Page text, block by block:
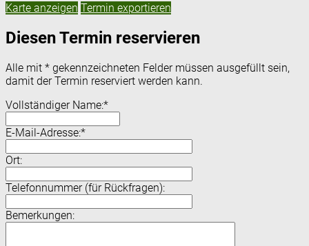
Karte anzeigen Termin exportieren
Diesen Termin reservieren
Alle mit * gekennzeichneten Felder müssen ausgefüllt sein,
damit der Termin reserviert werden kann.
Vollständiger Name:*
E-Mail-Adresse:*
Ort:
Telefonnummer (für Rückfragen):
Bemerkungen: